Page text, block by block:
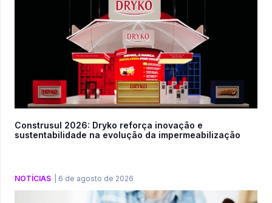
Construsul 2026: Dryko reforça inovação e
sustentabilidade na evolução da impermeabilização
NOTÍCIAS 6 de agosto de 2026